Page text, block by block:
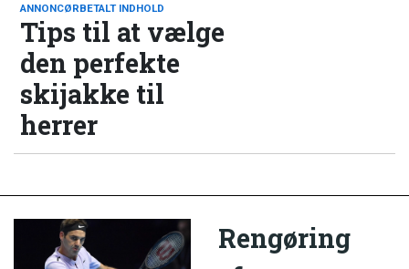
ANNONCØRBETALT INDHOLD
Tips til at vælge
den perfekte
skijakke til
herrer
Rengøring